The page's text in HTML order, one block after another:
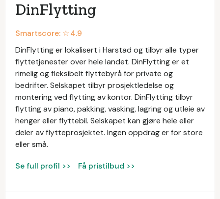
DinFlytting
Smartscore: ☆4.9
DinFlytting er lokalisert i Harstad og tilbyr alle typer
flyttetjenester over hele landet. DinFlytting er et
rimelig og fleksibelt flyttebyrå for private og
bedrifter. Selskapet tilbyr prosjektledelse og
montering ved flytting av kontor. DinFlytting tilbyr
flytting av piano, pakking, vasking, lagring og utleie av
henger eller flyttebil. Selskapet kan gjøre hele eller
deler av flytteprosjektet. Ingen oppdrag er for store
eller små.
Se full profil >> Få pristilbud >>